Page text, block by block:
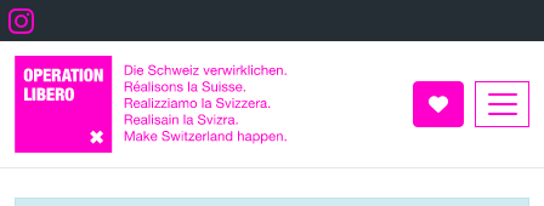
Aller
au
contenu
principal
Instagram
Faire un don